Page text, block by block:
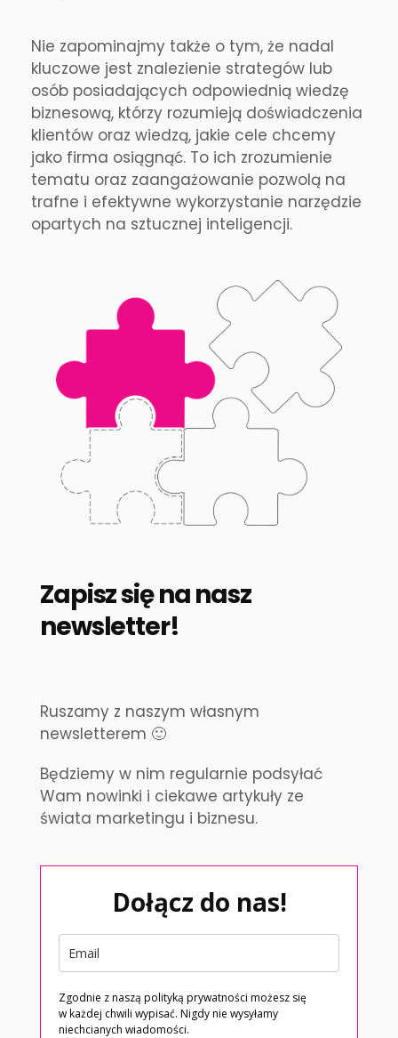
Nie zapominajmy także o tym, że nadal
kluczowe jest znalezienie strategów lub
osób posiadających odpowiednią wiedzę
biznesową, którzy rozumieją doświadczenia
klientów oraz wiedzą, jakie cele chcemy
jako firma osiągnąć. To ich zrozumienie
tematu oraz zaangażowanie pozwolą na
trafne i efektywne wykorzystanie narzędzie
opartych na sztucznej inteligencji.
Zapisz się na nasz
newsletter!
Ruszamy z naszym własnym
newsletterem 🙂
Będziemy w nim regularnie podsyłać
Wam nowinki i ciekawe artykuły ze
świata marketingu i biznesu.
Dołącz do nas!
Zgodnie z naszą polityką prywatności możesz się
w każdej chwili wypisać. Nigdy nie wysyłamy
niechcianych wiadomości.